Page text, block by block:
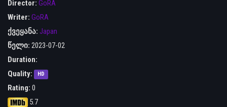
Director: GoRA
Writer: GoRA
ქვეყანა: Japan
წელი: 2023-07-02
Duration:
Quality:
HD
Rating: 0
5.7